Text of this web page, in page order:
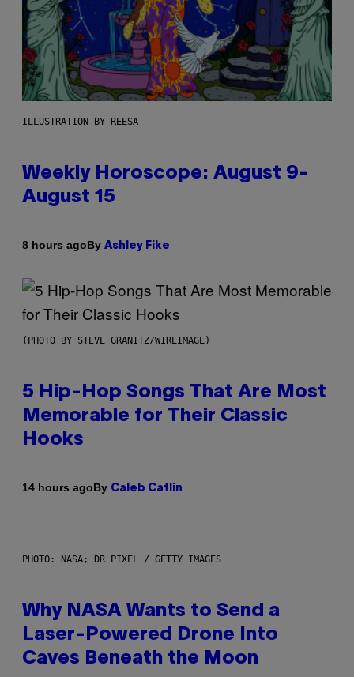
ILLUSTRATION BY REESA
Weekly Horoscope: August 9-
August 15
8 hours agoBy Ashley Fike
(PHOTO BY STEVE GRANITZ/WIREIMAGE)
5 Hip-Hop Songs That Are Most
Memorable for Their Classic
Hooks
14 hours agoBy Caleb Catlin
PHOTO: NASA; DR PIXEL / GETTY IMAGES
Why NASA Wants to Send a
Laser-Powered Drone Into
Caves Beneath the Moon